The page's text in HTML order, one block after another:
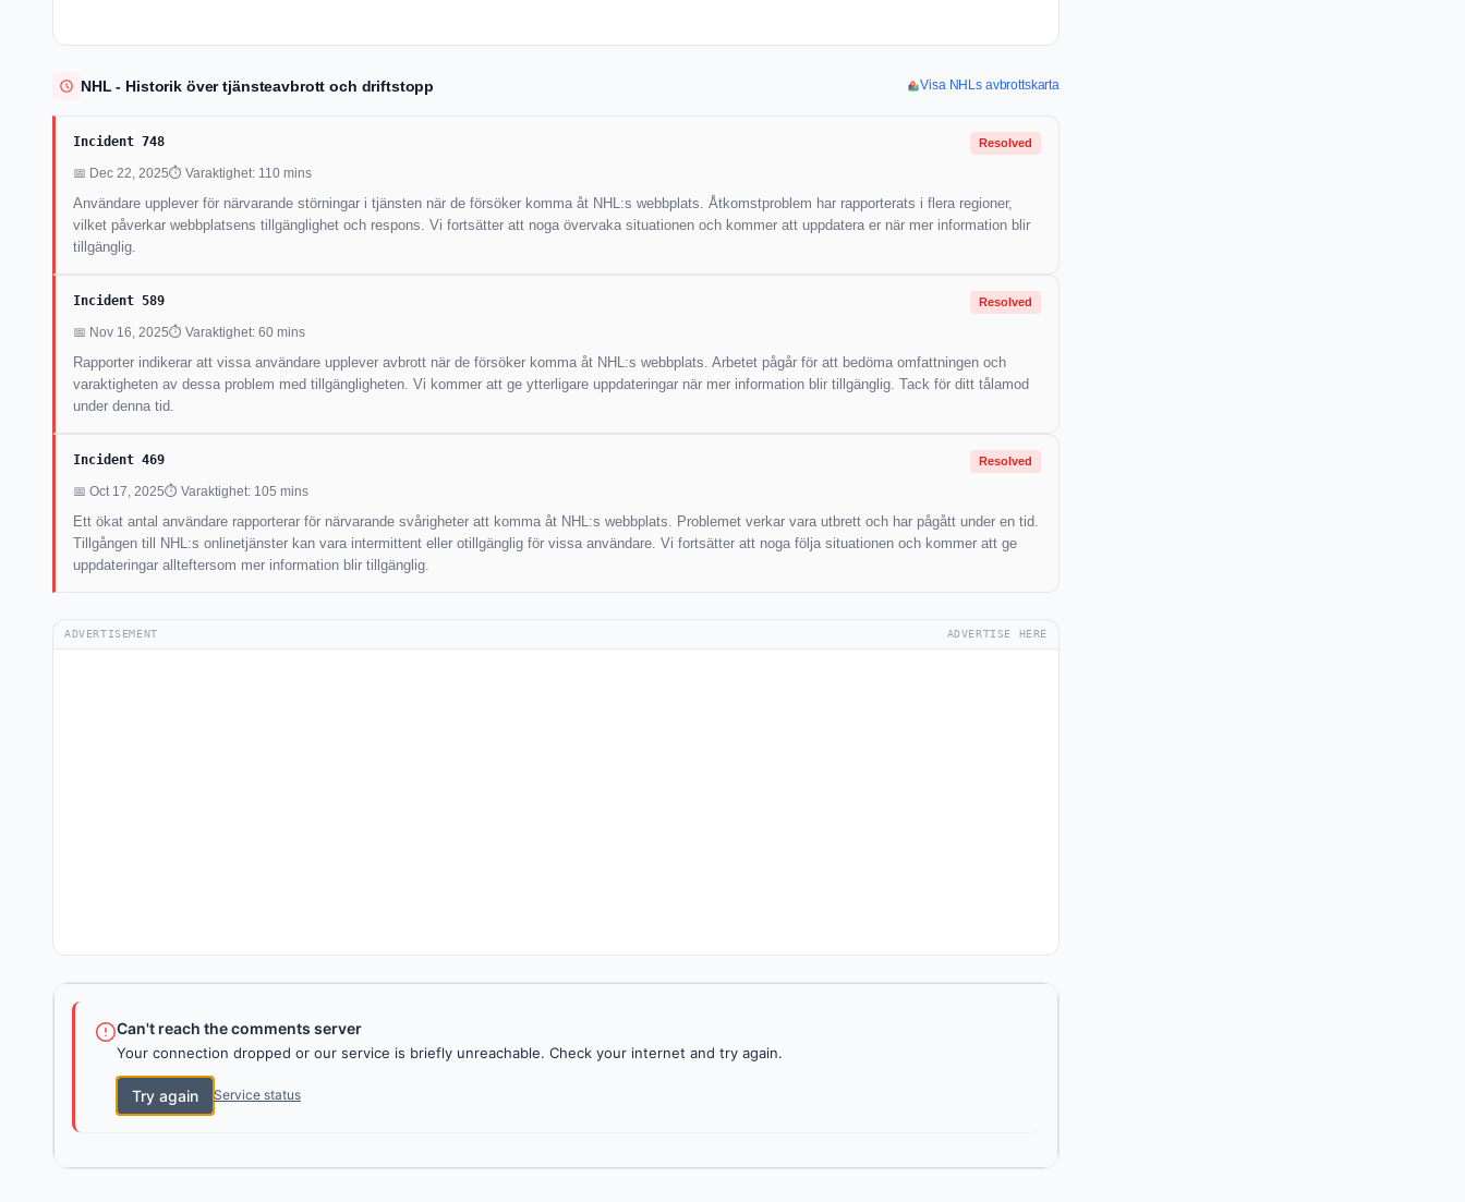
NHL - Historik över tjänsteavbrott och driftstopp Visa NHLs avbrottskarta
Incident 748 Resolved
📅 Dec 22, 2025⏱ Varaktighet: 110 mins
Användare upplever för närvarande störningar i tjänsten när de försöker komma åt NHL:s webbplats. Åtkomstproblem har rapporterats i flera regioner,
vilket påverkar webbplatsens tillgänglighet och respons. Vi fortsätter att noga övervaka situationen och kommer att uppdatera er när mer information blir
tillgänglig.
Incident 589 Resolved
📅 Nov 16, 2025⏱ Varaktighet: 60 mins
Rapporter indikerar att vissa användare upplever avbrott när de försöker komma åt NHL:s webbplats. Arbetet pågår för att bedöma omfattningen och
varaktigheten av dessa problem med tillgängligheten. Vi kommer att ge ytterligare uppdateringar när mer information blir tillgänglig. Tack för ditt tålamod
under denna tid.
Incident 469 Resolved
📅 Oct 17, 2025⏱ Varaktighet: 105 mins
Ett ökat antal användare rapporterar för närvarande svårigheter att komma åt NHL:s webbplats. Problemet verkar vara utbrett och har pågått under en tid.
Tillgången till NHL:s onlinetjänster kan vara intermittent eller otillgänglig för vissa användare. Vi fortsätter att noga följa situationen och kommer att ge
uppdateringar allteftersom mer information blir tillgänglig.
ADVERTISEMENT ADVERTISE HERE
Can't reach the comments server
Your connection dropped or our service is briefly unreachable. Check your internet and try again.
Try again Service status